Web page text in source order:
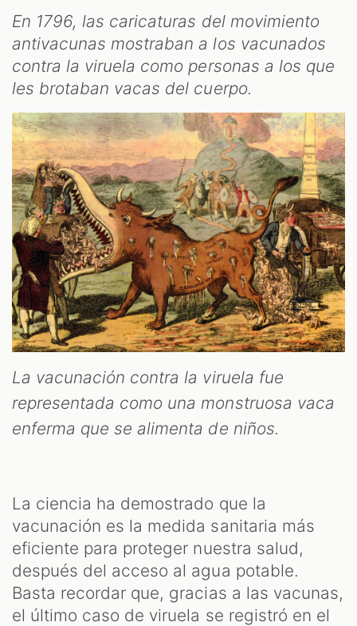
En 1796, las caricaturas del movimiento
antivacunas mostraban a los vacunados
contra la viruela como personas a los que
les brotaban vacas del cuerpo.
La vacunación contra la viruela fue
representada como una monstruosa vaca
enferma que se alimenta de niños.
La ciencia ha demostrado que la
vacunación es la medida sanitaria más
eficiente para proteger nuestra salud,
después del acceso al agua potable.
Basta recordar que, gracias a las vacunas,
el último caso de viruela se registró en el